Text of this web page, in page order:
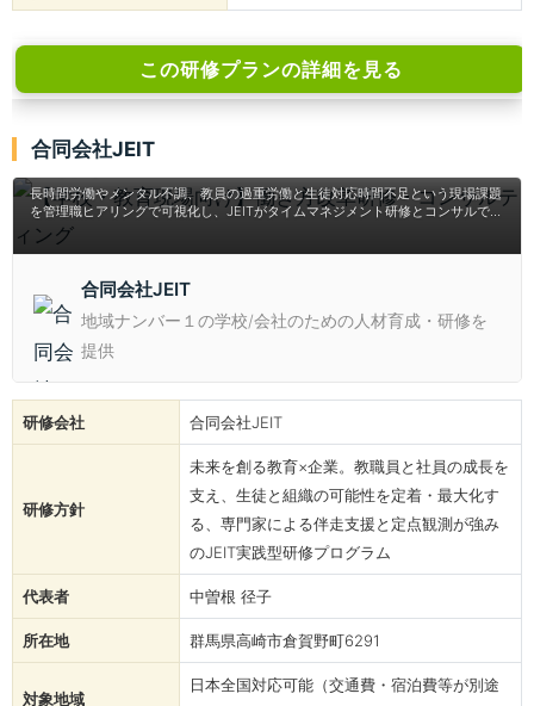
この研修プランの詳細を見る
合同会社JEIT
【学校・教育現場向け】働き方改革研修・コンサル
ティング
長時間労働やメンタル不調、教員の過重労働と生徒対応時間不足という現場課題
を管理職ヒアリングで可視化し、JEITがタイムマネジメント研修とコンサルで効
率化を支援。定点観察で改善をフォローし、教員が生徒指導に専念できる環境を
持続構築します。
合同会社JEIT
地域ナンバー１の学校/会社のための人材育成・研修を
提供
研修会社 合同会社JEIT
研修方針
未来を創る教育×企業。教職員と社員の成長を
支え、生徒と組織の可能性を定着・最大化す
る、専門家による伴走支援と定点観測が強み
のJEIT実践型研修プログラム
代表者 中曽根 径子
所在地 群馬県高崎市倉賀野町6291
対象地域
日本全国対応可能（交通費・宿泊費等が別途